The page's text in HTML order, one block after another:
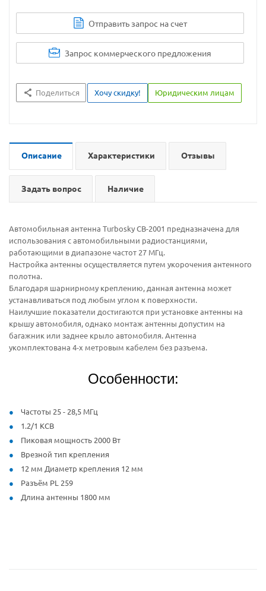
Отправить запрос на счет
Запрос коммерческого предложения
Поделиться Хочу скидку! Юридическим лицам
Описание Характеристики Отзывы
Задать вопрос Наличие
Автомобильная антенна Turbosky CB-2001 предназначена для
использования с автомобильными радиостанциями,
работающими в диапазоне частот 27 МГц.
Настройка антенны осуществляется путем укорочения антенного
полотна.
Благодаря шарнирному креплению, данная антенна может
устанавливаться под любым углом к поверхности.
Наилучшие показатели достигаются при установке антенны на
крышу автомобиля, однако монтаж антенны допустим на
багажник или заднее крыло автомобиля. Антенна
укомплектована 4-х метровым кабелем без разъема.
Особенности:
Частоты 25 - 28,5 МГц
1.2/1 КСВ
Пиковая мощность 2000 Вт
Врезной тип крепления
12 мм Диаметр крепления 12 мм
Разъём PL 259
Длина антенны 1800 мм